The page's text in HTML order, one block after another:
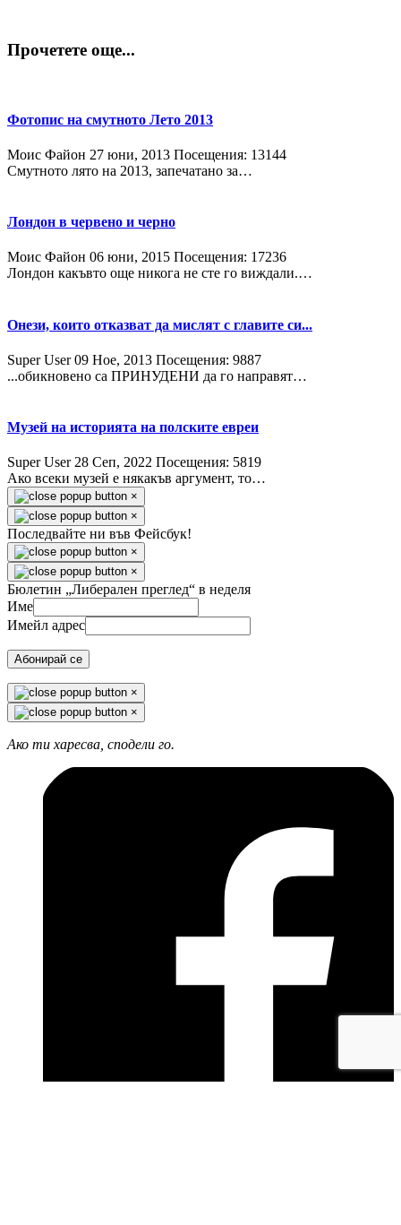
Прочетете още...
Фотопис на смутното Лето 2013
Моис Файон 27 юни, 2013 Посещения: 13144
Смутното лято на 2013, запечатано за…
Лондон в червено и черно
Моис Файон 06 юни, 2015 Посещения: 17236
Лондон какъвто още никога не сте го виждали.…
Онези, които отказват да мислят с главите си...
Super User 09 Ное, 2013 Посещения: 9887
...обикновено са ПРИНУДЕНИ да го направят…
Музей на историята на полските евреи
Super User 28 Сeп, 2022 Посещения: 5819
Ако всеки музей е някакъв аргумент, то…
×
×
Последвайте ни във Фейсбук!
×
×
Бюлетин „Либерален преглед“ в неделя
Име
Имейл адрес
Абонирай се
×
×
Ако ти харесва, сподели го.